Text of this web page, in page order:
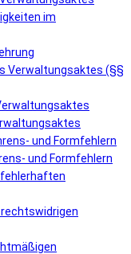
im
Verwaltungsaktes (§§
und Formfehlern
und Formfehlern